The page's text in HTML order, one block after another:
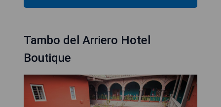
Tambo del Arriero Hotel
Boutique